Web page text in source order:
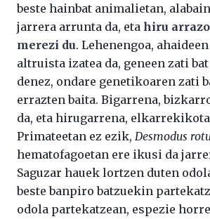
beste hainbat animalietan,
jarrera arrunta da, eta hiru
merezi du. Lehenengoa,
altruista izatea da, geneen zati
denez, ondare genetikoaren zati
errazten baita. Bigarrena,
da, eta hirugarrena,
Primateetan ez ezik, Desmodus
hematofagoetan ere ikusi da
Saguzar hauek lortzen duten
beste banpiro batzuekin
odola partekatzean, espezie